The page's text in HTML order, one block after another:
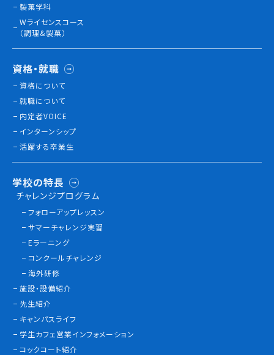
訪問者別
高校生の方へ
社会人・大学生・短大生の方へ
留学生の方へ(for Foreign Student)
各種証明書の申請について
企業担当者の方へ
保護者の方へ
ブログ
職員採用情報
情報公開
よくあるご質問
お問い合わせ
製菓学科
Wライセンスコース
（調理&製菓）
資格・就職
資格について
就職について
内定者VOICE
インターンシップ
活躍する卒業生
学校の特長
チャレンジプログラム
フォローアップレッスン
サマーチャレンジ実習
Eラーニング
コンクールチャレンジ
海外研修
施設・設備紹介
先生紹介
キャンパスライフ
学生カフェ営業インフォメーション
コックコート紹介